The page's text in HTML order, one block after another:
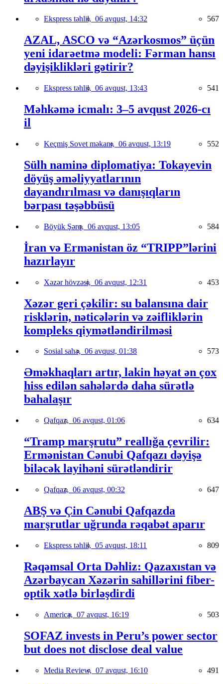
Ekspress təhlil, 06 avqust, 14:32 567
AZAL, ASCO və “Azərkosmos” üçün
yeni idarəetmə modeli: Fərman hansı
dəyişiklikləri gətirir?
Ekspress təhlil, 06 avqust, 13:43 541
Məhkəmə icmalı: 3–5 avqust 2026-cı
il
Keçmiş Sovet məkanı, 06 avqust, 13:19 552
Sülh naminə diplomatiya: Tokayevin
döyüş əməliyyatlarının
dayandırılması və danışıqların
bərpası təşəbbüsü
Böyük Şərq, 06 avqust, 13:05 584
İran və Ermənistan öz “TRIPP”lərini
hazırlayır
Xəzər hövzəsi, 06 avqust, 12:31 453
Xəzər geri çəkilir: su balansına dair
risklərin, nəticələrin və zəifliklərin
kompleks qiymətləndirilməsi
Sosial sahə, 06 avqust, 01:38 573
Əməkhaqları artır, lakin həyat ən çox
hiss edilən sahələrdə daha sürətlə
bahalaşır
Qafqaz, 06 avqust, 01:06 634
“Tramp marşrutu” reallığa çevrilir:
Ermənistan Cənubi Qafqazı dəyişə
biləcək layihəni sürətləndirir
Qafqaz, 06 avqust, 00:32 647
ABŞ və Çin Cənubi Qafqazda
marşrutlar uğrunda rəqabət aparır
Ekspress təhlil, 05 avqust, 18:11 809
Rəqəmsal Orta Dəhliz: Qazaxıstan və
Azərbaycan Xəzərin sahillərini fiber-
optik xətlə birləşdirdi
America, 07 avqust, 16:19 503
SOFAZ invests in Peru’s power sector
but does not disclose deal value
Media Review, 07 avqust, 16:10 491